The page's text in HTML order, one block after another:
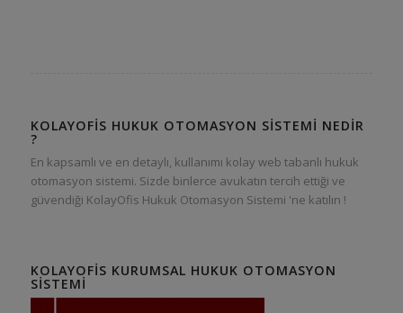
KOLAYOFIS HUKUK OTOMASYON SISTEMI NEDIR
?
En kapsamlı ve en detaylı, kullanımı kolay web tabanlı hukuk
otomasyon sistemi. Sizde binlerce avukatın tercih ettiği ve
güvendiği KolayOfis Hukuk Otomasyon Sistemi 'ne katılın !
KOLAYOFIS KURUMSAL HUKUK OTOMASYON
SISTEMI